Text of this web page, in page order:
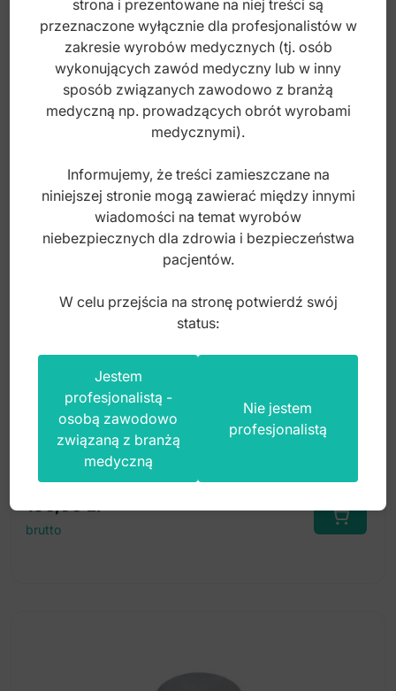
800,00zł
brutto
Century-Line Miseczka na kości
Index: DS.853.010
160,00zł
brutto
strona i prezentowane na niej treści są
przeznaczone wyłącznie dla profesjonalistów w
zakresie wyrobów medycznych (tj. osób
wykonujących zawód medyczny lub w inny
sposób związanych zawodowo z branżą
medyczną np. prowadzących obrót wyrobami
medycznymi).
Informujemy, że treści zamieszczane na
niniejszej stronie mogą zawierać między innymi
wiadomości na temat wyrobów
niebezpiecznych dla zdrowia i bezpieczeństwa
pacjentów.
W celu przejścia na stronę potwierdź swój
status:
Jestem
profesjonalistą -
osobą zawodowo
związaną z branżą
medyczną
Nie jestem
profesjonalistą